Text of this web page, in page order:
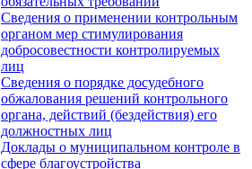
Сведения о применении контрольным
органом мер стимулирования
добросовестности контролируемых
лиц
Сведения о порядке досудебного
обжалования решений контрольного
органа, действий (бездействия) его
должностных лиц
Доклады о муниципальном контроле в
сфере благоустройства